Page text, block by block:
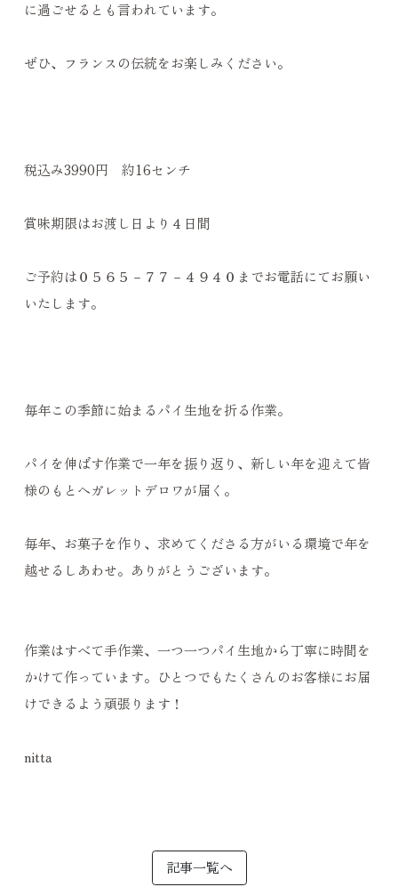
に過ごせるとも言われています。
ぜひ、フランスの伝統をお楽しみください。
税込み3990円 約16センチ
賞味期限はお渡し日より４日間
ご予約は０５６５－７７－４９４０までお電話にてお願い
いたします。
毎年この季節に始まるパイ生地を折る作業。
パイを伸ばす作業で一年を振り返り、新しい年を迎えて皆
様のもとへガレットデロワが届く。
毎年、お菓子を作り、求めてくださる方がいる環境で年を
越せるしあわせ。ありがとうございます。
作業はすべて手作業、一つ一つパイ生地から丁寧に時間を
かけて作っています。ひとつでもたくさんのお客様にお届
けできるよう頑張ります！
nitta
記事一覧へ